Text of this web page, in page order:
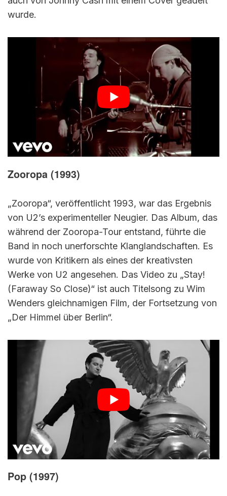
wurde.
Zooropa (1993)
„Zooropa“, veröffentlicht 1993, war das Ergebnis
von U2’s experimenteller Neugier. Das Album, das
während der Zooropa-Tour entstand, führte die
Band in noch unerforschte Klanglandschaften. Es
wurde von Kritikern als eines der kreativsten
Werke von U2 angesehen. Das Video zu „Stay!
(Faraway So Close)“ ist auch Titelsong zu Wim
Wenders gleichnamigen Film, der Fortsetzung von
„Der Himmel über Berlin“.
Pop (1997)